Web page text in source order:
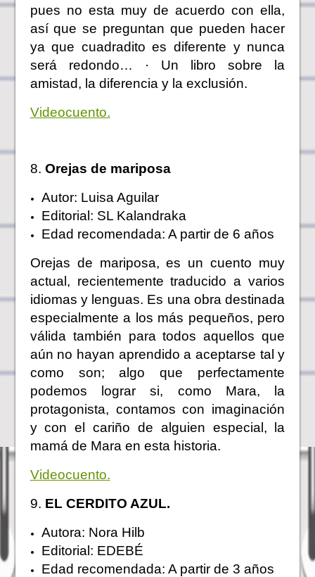
pues no esta muy de acuerdo con ella,
así que se preguntan que pueden hacer
ya que cuadradito es diferente y nunca
será redondo… · Un libro sobre la
amistad, la diferencia y la exclusión.
Videocuento.
8. Orejas de mariposa
Autor: Luisa Aguilar
Editorial: SL Kalandraka
Edad recomendada: A partir de 6 años
Orejas de mariposa, es un cuento muy
actual, recientemente traducido a varios
idiomas y lenguas. Es una obra destinada
especialmente a los más pequeños, pero
válida también para todos aquellos que
aún no hayan aprendido a aceptarse tal y
como son; algo que perfectamente
podemos lograr si, como Mara, la
protagonista, contamos con imaginación
y con el cariño de alguien especial, la
mamá de Mara en esta historia.
Videocuento.
9. EL CERDITO AZUL.
Autora: Nora Hilb
Editorial: EDEBÉ
Edad recomendada: A partir de 3 años